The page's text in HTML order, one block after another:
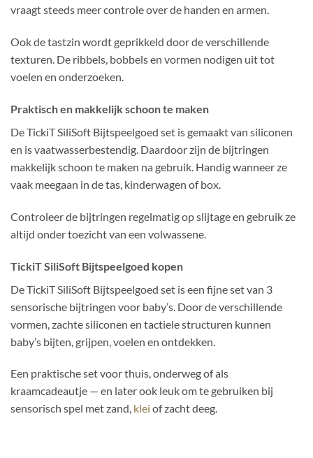
vraagt steeds meer controle over de handen en armen.
Ook de tastzin wordt geprikkeld door de verschillende
texturen. De ribbels, bobbels en vormen nodigen uit tot
voelen en onderzoeken.
Praktisch en makkelijk schoon te maken
De TickiT SiliSoft Bijtspeelgoed set is gemaakt van siliconen
en is vaatwasserbestendig. Daardoor zijn de bijtringen
makkelijk schoon te maken na gebruik. Handig wanneer ze
vaak meegaan in de tas, kinderwagen of box.
Controleer de bijtringen regelmatig op slijtage en gebruik ze
altijd onder toezicht van een volwassene.
TickiT SiliSoft Bijtspeelgoed kopen
De TickiT SiliSoft Bijtspeelgoed set is een fijne set van 3
sensorische bijtringen voor baby’s. Door de verschillende
vormen, zachte siliconen en tactiele structuren kunnen
baby’s bijten, grijpen, voelen en ontdekken.
Een praktische set voor thuis, onderweg of als
kraamcadeautje — en later ook leuk om te gebruiken bij
sensorisch spel met zand, klei of zacht deeg.